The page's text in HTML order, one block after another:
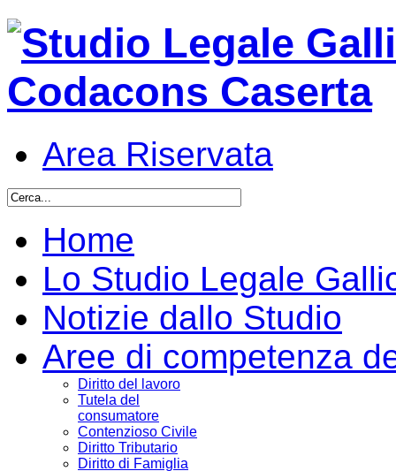
Area Riservata
Home
Lo Studio Legale
Notizie dallo Studio
Aree di competenza
Diritto del lavoro
Tutela del
consumatore
Contenzioso Civile
Diritto Tributario
Diritto di Famiglia